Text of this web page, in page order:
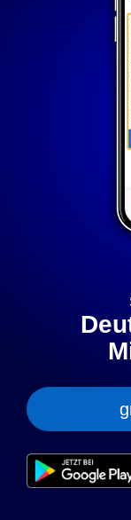
Mit dem Klick
über Cookies
servieren und
können wir
Werbung und
„anpassen”
festlegen. Dies
dem Klick auf
technisch